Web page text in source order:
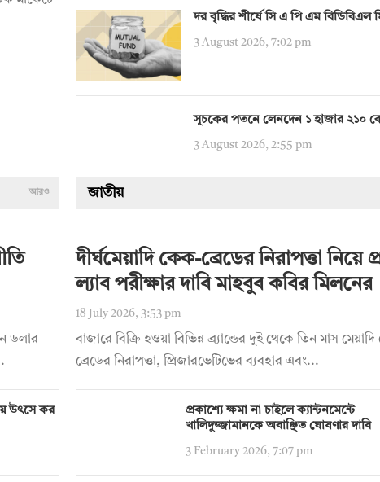
দর বৃদ্ধির শীর্ষে সি এ পি এম বিডিবিএল
3 August 2026, 7:02 pm
সূচকের পতনে লেনদেন ১ হাজার ২১০
3 August 2026, 2:55 pm
আরও
ডলার
উৎসে কর
জাতীয়
দীর্ঘমেয়াদি কেক-ব্রেডের নিরাপত্তা নিয়ে
ল্যাব পরীক্ষার দাবি মাহবুব কবির মিলনের
18 July 2026, 3:53 pm
বাজারে বিক্রি হওয়া বিভিন্ন ব্র্যান্ডের দুই থেকে তিন মাস
ব্রেডের নিরাপত্তা, প্রিজারভেটিভের ব্যবহার এবং...
প্রকাশ্যে ক্ষমা না চাইলে ক্যান্টনমেন্টে
খালিদুজ্জামানকে অবাঞ্ছিত ঘোষণার দাবি
3 February 2026, 7:07 pm